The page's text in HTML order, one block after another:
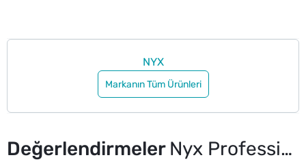
NYX
Markanın Tüm Ürünleri
Değerlendirmeler Nyx Professional Makeup Wonder Stick Çift Taraflı Krem Allık Stick Deep Magenta and Ginger